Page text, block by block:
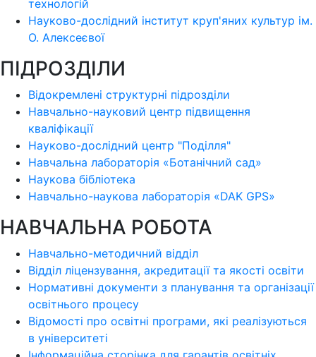
технологій
Науково-дослідний інститут круп'яних культур ім.
О. Алексеєвої
ПІДРОЗДІЛИ
Відокремлені структурні підрозділи
Навчально-науковий центр підвищення
кваліфікації
Науково-дослідний центр "Поділля"
Навчальна лабораторія «Ботанічний сад»
Наукова бібліотека
Навчально-наукова лабораторія «DAK GPS»
НАВЧАЛЬНА РОБОТА
Навчально-методичний відділ
Відділ ліцензування, акредитації та якості освіти
Нормативні документи з планування та організації
освітнього процесу
Відомості про освітні програми, які реалізуються
в університеті